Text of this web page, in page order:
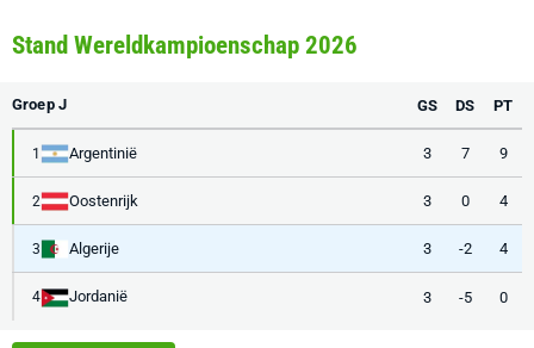
Stand Wereldkampioenschap 2026
Groep J GS DS PT
1 Argentinië 3 7 9
2 Oostenrijk 3 0 4
3 Algerije 3 -2 4
4 Jordanië 3 -5 0